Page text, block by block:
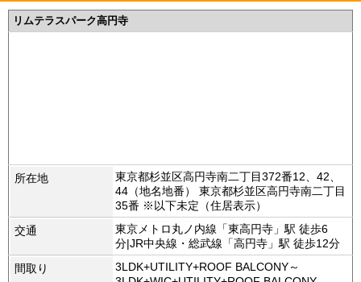
リムテラスパーク高円寺
所在地
東京都杉並区高円寺南二丁目372番12、42、
44（地名地番） 東京都杉並区高円寺南二丁目
35番 ※以下未定（住居表示）
交通
東京メトロ丸ノ内線「東高円寺」駅 徒歩6
分|JR中央線・総武線「高円寺」駅 徒歩12分
間取り
3LDK+UTILITY+ROOF BALCONY～